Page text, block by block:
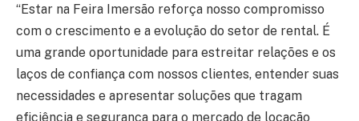
“Estar na Feira Imersão reforça nosso compromisso
com o crescimento e a evolução do setor de rental. É
uma grande oportunidade para estreitar relações e os
laços de confiança com nossos clientes, entender suas
necessidades e apresentar soluções que tragam
eficiência e segurança para o mercado de locação